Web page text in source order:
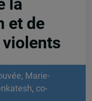
la
et de
violents
Marie-
co-